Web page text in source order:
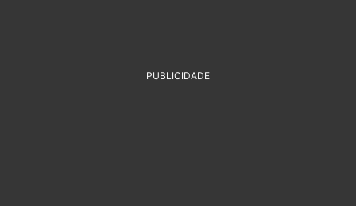
PUBLICIDADE